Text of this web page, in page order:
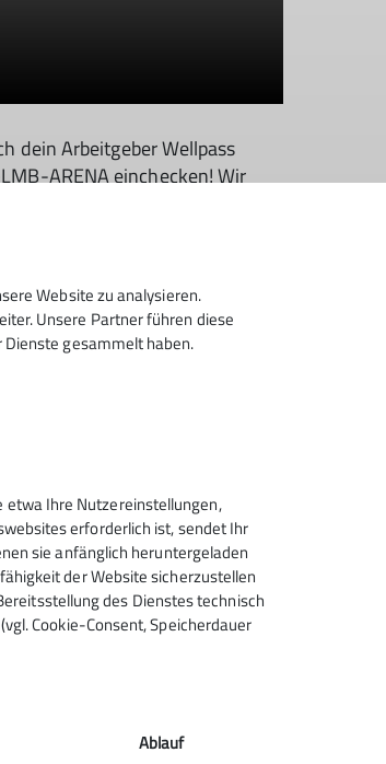
dein Arbeitgeber Wellpass
ARENA einchecken! Wir
Website zu analysieren.
Unsere Partner führen diese
gesammelt haben.
Ihre Nutzereinstellungen,
erforderlich ist, sendet Ihr
sie anfänglich heruntergeladen
der Website sicherzustellen
des Dienstes technisch
Cookie-Consent, Speicherdauer
Ablauf